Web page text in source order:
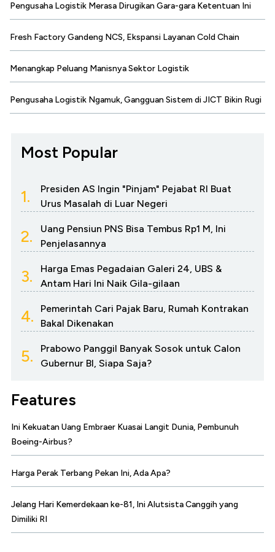
Pengusaha Logistik Merasa Dirugikan Gara-gara Ketentuan Ini
Fresh Factory Gandeng NCS, Ekspansi Layanan Cold Chain
Menangkap Peluang Manisnya Sektor Logistik
Pengusaha Logistik Ngamuk, Gangguan Sistem di JICT Bikin Rugi
Most Popular
1.
Presiden AS Ingin "Pinjam" Pejabat RI Buat
Urus Masalah di Luar Negeri
2.
Uang Pensiun PNS Bisa Tembus Rp1 M, Ini
Penjelasannya
3.
Harga Emas Pegadaian Galeri 24, UBS &
Antam Hari Ini Naik Gila-gilaan
4.
Pemerintah Cari Pajak Baru, Rumah Kontrakan
Bakal Dikenakan
5.
Prabowo Panggil Banyak Sosok untuk Calon
Gubernur BI, Siapa Saja?
Features
Ini Kekuatan Uang Embraer Kuasai Langit Dunia, Pembunuh
Boeing-Airbus?
Harga Perak Terbang Pekan Ini, Ada Apa?
Jelang Hari Kemerdekaan ke-81, Ini Alutsista Canggih yang
Dimiliki RI